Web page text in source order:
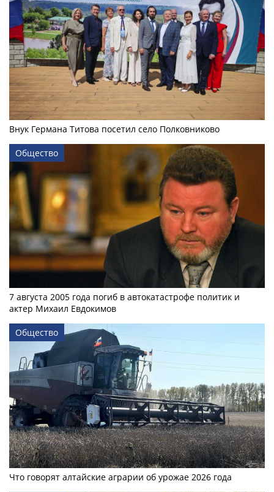
Внук Германа Титова посетил село Полковниково
Общество
7 августа 2005 года погиб в автокатастрофе политик и
актер Михаил Евдокимов
Общество
Что говорят алтайские аграрии об урожае 2026 года